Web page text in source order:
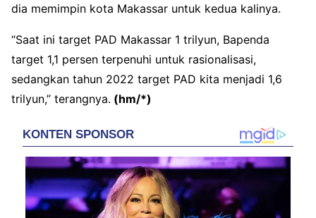
dia memimpin kota Makassar untuk kedua kalinya.
“Saat ini target PAD Makassar 1 trilyun, Bapenda
target 1,1 persen terpenuhi untuk rasionalisasi,
sedangkan tahun 2022 target PAD kita menjadi 1,6
trilyun,” terangnya. (hm/*)